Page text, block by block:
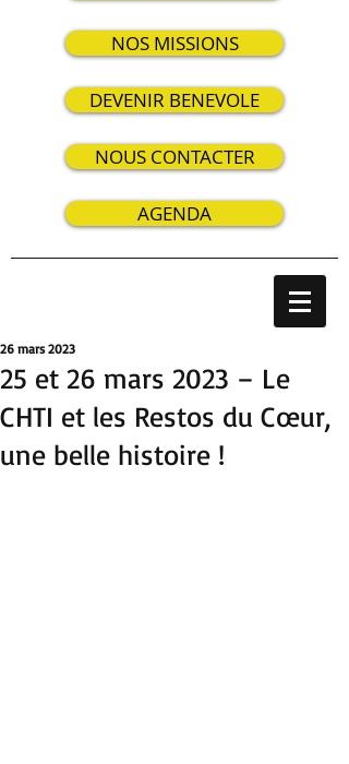
NOS MISSIONS
DEVENIR BENEVOLE
NOUS CONTACTER
AGENDA
25 et 26 mars 2023 – Le
CHTI et les Restos du Cœur,
une belle histoire !
26 mars 2023